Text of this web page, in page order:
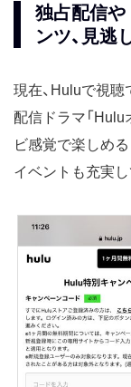
独占配信や
ンツ、見逃
現在、Huluで視
配信ドラマ「Hulu
ビ感覚で楽しめる
イベントも充実し